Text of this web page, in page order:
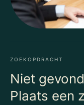
ZOEKOPDRACHT
Niet
Plaats een